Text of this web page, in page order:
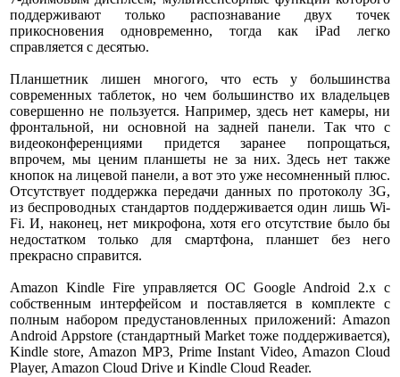
поддерживают только распознавание двух точек
прикосновения одновременно, тогда как iPad легко
справляется с десятью.
Планшетник лишен многого, что есть у большинства
современных таблеток, но чем большинство их владельцев
совершенно не пользуется. Например, здесь нет камеры, ни
фронтальной, ни основной на задней панели. Так что с
видеоконференциями придется заранее попрощаться,
впрочем, мы ценим планшеты не за них. Здесь нет также
кнопок на лицевой панели, а вот это уже несомненный плюс.
Отсутствует поддержка передачи данных по протоколу 3G,
из беспроводных стандартов поддерживается один лишь Wi-
Fi. И, наконец, нет микрофона, хотя его отсутствие было бы
недостатком только для смартфона, планшет без него
прекрасно справится.
Amazon Kindle Fire управляется ОС Google Android 2.x с
собственным интерфейсом и поставляется в комплекте с
полным набором предустановленных приложений: Amazon
Android Appstore (стандартный Market тоже поддерживается),
Kindle store, Amazon MP3, Prime Instant Video, Amazon Cloud
Player, Amazon Cloud Drive и Kindle Cloud Reader.